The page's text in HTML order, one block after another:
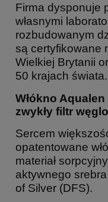
Firma dysponuje
własnymi
rozbudowanym
są certyfikowane
Wielkiej Brytanii
50 krajach świata.
Włókno
zwykły filtr
Sercem
opatentowane
materiał
aktywnego
of Silver (DFS).